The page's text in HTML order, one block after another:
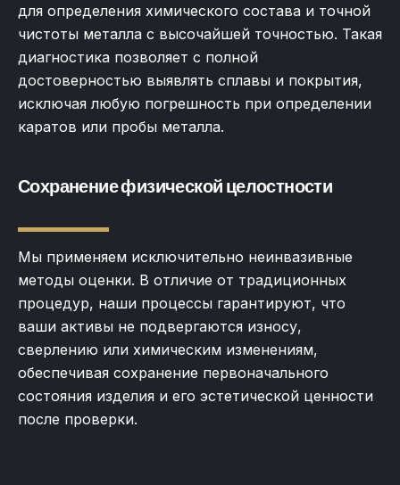
для определения химического состава и точной
чистоты металла с высочайшей точностью. Такая
диагностика позволяет с полной
достоверностью выявлять сплавы и покрытия,
исключая любую погрешность при определении
каратов или пробы металла.
Сохранение физической целостности
Мы применяем исключительно неинвазивные
методы оценки. В отличие от традиционных
процедур, наши процессы гарантируют, что
ваши активы не подвергаются износу,
сверлению или химическим изменениям,
обеспечивая сохранение первоначального
состояния изделия и его эстетической ценности
после проверки.